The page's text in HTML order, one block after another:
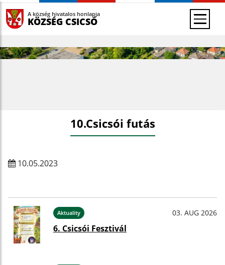
A község hivatalos honlapja
KÖZSÉG CSICSÓ
10.Csicsói futás
10.05.2023
Aktuality 03. AUG 2026
6. Csicsói Fesztivál